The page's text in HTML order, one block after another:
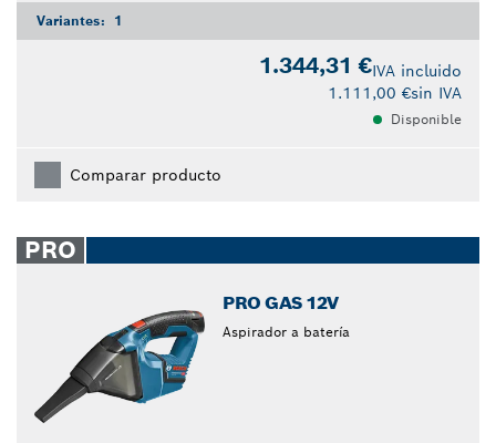
Variantes: 1
1.344,31 €IVA incluido
1.111,00 €sin IVA
Disponible
Comparar producto
PRO
PRO GAS 12V
Aspirador a batería